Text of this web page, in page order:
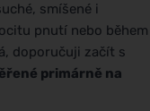
smíšené i
pnutí nebo během
doporučuji začít s
primárně na